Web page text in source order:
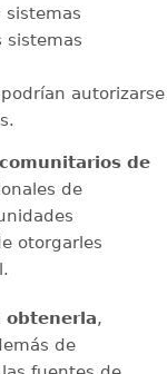
sistemas
sistemas
autorizarse
de
de
otorgarles
obtenerla,
de